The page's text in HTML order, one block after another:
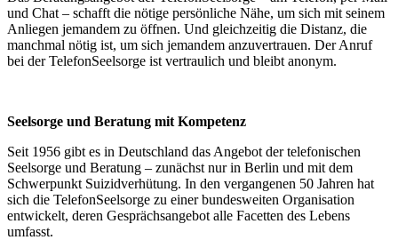
und Chat – schafft die nötige persönliche Nähe, um sich mit seinem
Anliegen jemandem zu öffnen. Und gleichzeitig die Distanz, die
manchmal nötig ist, um sich jemandem anzuvertrauen. Der Anruf
bei der TelefonSeelsorge ist vertraulich und bleibt anonym.
Seelsorge und Beratung mit Kompetenz
Seit 1956 gibt es in Deutschland das Angebot der telefonischen
Seelsorge und Beratung – zunächst nur in Berlin und mit dem
Schwerpunkt Suizidverhütung. In den vergangenen 50 Jahren hat
sich die TelefonSeelsorge zu einer bundesweiten Organisation
entwickelt, deren Gesprächsangebot alle Facetten des Lebens
umfasst.